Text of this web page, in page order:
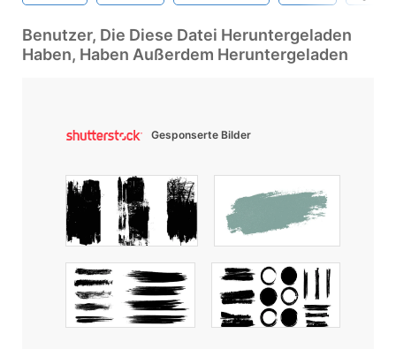
Benutzer, Die Diese Datei Heruntergeladen
Haben, Haben Außerdem Heruntergeladen
Gesponserte Bilder